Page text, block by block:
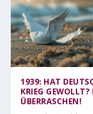
1939: HAT
KRIEG GEWOLLT?
ÜBERRASCHEN!